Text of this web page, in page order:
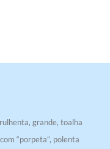
grande, toalha
“porpeta”, polenta